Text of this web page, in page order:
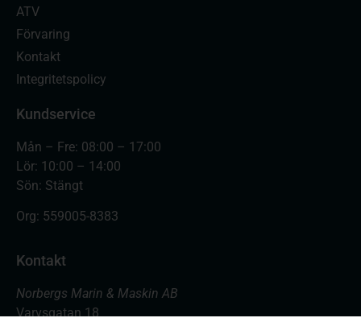
ATV
Förvaring
Kontakt
Integritetspolicy
Kundservice
Mån – Fre: 08:00 – 17:00
Lör: 10:00 – 14:00
Sön: Stängt
Org: 559005-8383
Kontakt
Norbergs Marin & Maskin AB
Varvsgatan 18